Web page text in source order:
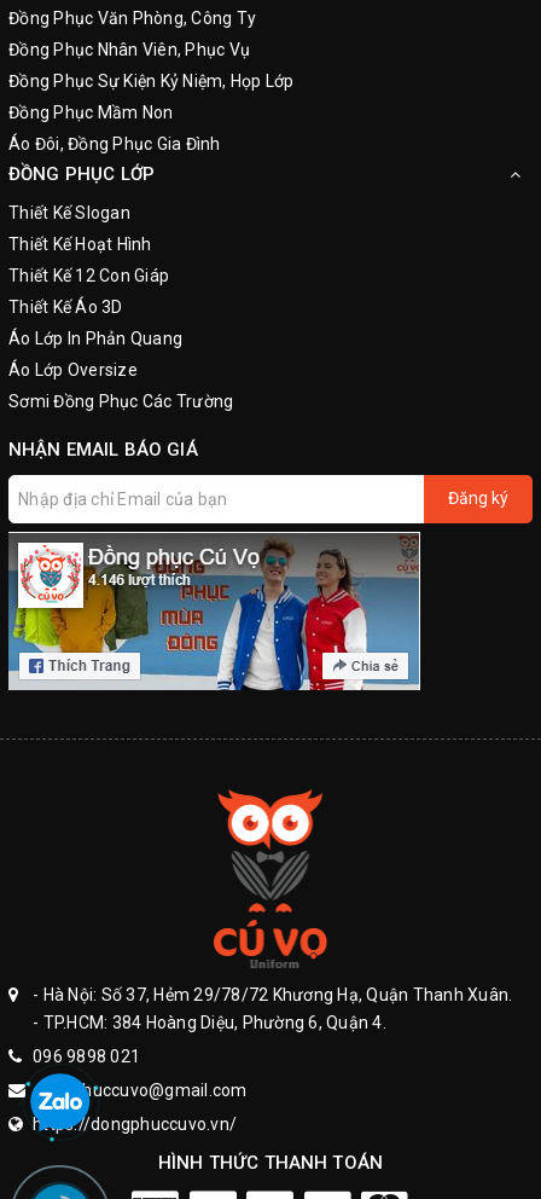
Đồng Phục Văn Phòng, Công Ty
Đồng Phục Nhân Viên, Phục Vụ
Đồng Phục Sự Kiện Kỷ Niệm, Họp Lớp
Đồng Phục Mầm Non
Áo Đôi, Đồng Phục Gia Đình
ĐỒNG PHỤC LỚP
Thiết Kế Slogan
Thiết Kế Hoạt Hình
Thiết Kế 12 Con Giáp
Thiết Kế Áo 3D
Áo Lớp In Phản Quang
Áo Lớp Oversize
Sơmi Đồng Phục Các Trường
NHẬN EMAIL BÁO GIÁ
Đăng ký
- Hà Nội: Số 37, Hẻm 29/78/72 Khương Hạ, Quận Thanh Xuân.
- TP.HCM: 384 Hoàng Diệu, Phường 6, Quận 4.
096 9898 021
dongphuccuvo@gmail.com
https://dongphuccuvo.vn/
HÌNH THỨC THANH TOÁN